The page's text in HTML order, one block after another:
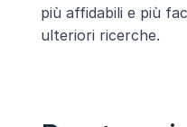
più affidabili e più
ulteriori ricerche.